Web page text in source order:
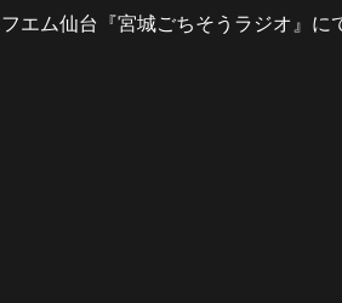
エム仙台『宮城ごちそうラジオ』に